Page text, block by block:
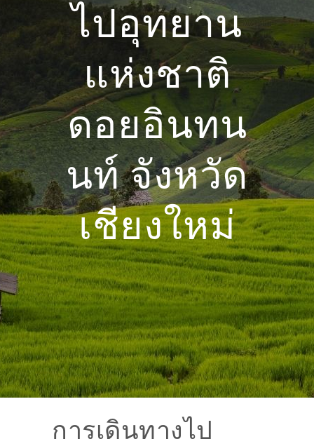
ไปอุทยาน
แห่งชาติ
ดอยอินทน
นท์ จังหวัด
เชียงใหม่
การเดินทางไป